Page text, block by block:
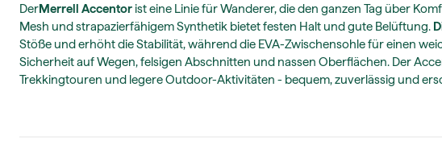
DerMerrell Accentorist eine Linie für Wanderer, die den ganzen Tag über
Mesh und strapazierfähigem Synthetik bietet festen Halt und gute Belüftung.
Stöße und erhöht die Stabilität, während die EVA-Zwischensohle für einen
Sicherheit auf Wegen, felsigen Abschnitten und nassen Oberflächen. Der
Trekkingtouren und legere Outdoor-Aktivitäten - bequem, zuverlässig und